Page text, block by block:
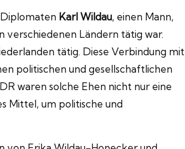
Karl Wildau, einen Mann,
verschiedenen Ländern tätig war.
tätig. Diese Verbindung mit
politischen und gesellschaftlichen
waren solche Ehen nicht nur eine
Mittel, um politische und